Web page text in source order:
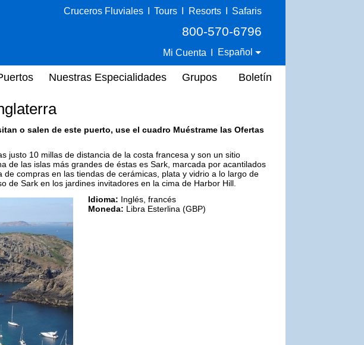
Cruceros Fluviales Tours Resorts Safaris
800-570-6796
Mi Cuenta Español
Nuestras Especialidades Grupos Boletín
o salen de este puerto, use el cuadro Muéstrame las Ofertas
justo 10 millas de distancia de la costa francesa y son un sitio
de las islas más grandes de éstas es Sark, marcada por acantilados
compras en las tiendas de cerámicas, plata y vidrio a lo largo de
de Sark en los jardines invitadores en la cima de Harbor Hill.
Idioma: Inglés, francés
Moneda: Libra Esterlina (GBP)